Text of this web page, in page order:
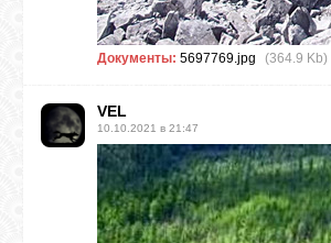
Документы: 5697769.jpg (364.9 Kb)
VEL
10.10.2021 в 21:47